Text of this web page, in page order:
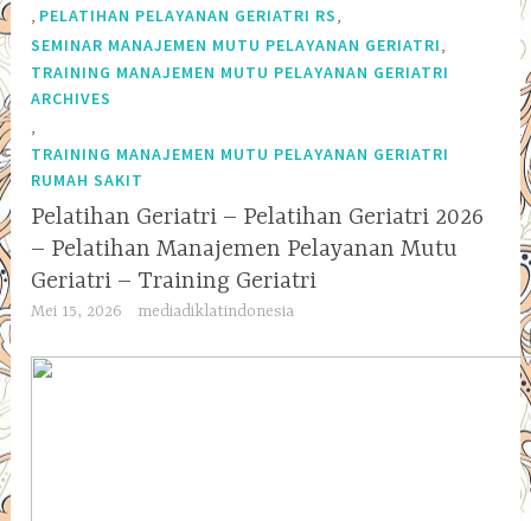
, PELATIHAN PELAYANAN GERIATRI RS,
SEMINAR MANAJEMEN MUTU PELAYANAN GERIATRI,
TRAINING MANAJEMEN MUTU PELAYANAN GERIATRI
ARCHIVES
,
TRAINING MANAJEMEN MUTU PELAYANAN GERIATRI
RUMAH SAKIT
Pelatihan Geriatri – Pelatihan Geriatri 2026
– Pelatihan Manajemen Pelayanan Mutu
Geriatri – Training Geriatri
Mei 15, 2026 mediadiklatindonesia